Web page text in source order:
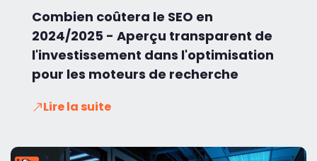
Combien coûtera le SEO en
2024/2025 - Aperçu transparent de
l'investissement dans l'optimisation
pour les moteurs de recherche
Lire la suite